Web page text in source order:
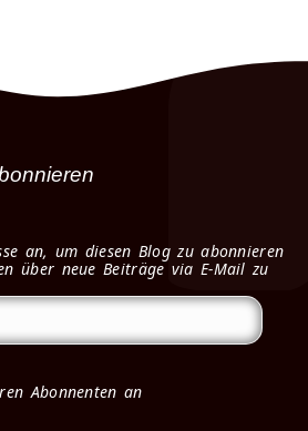
an, um diesen Blog zu abonnieren
über neue Beiträge via E-Mail zu
Abonnenten an